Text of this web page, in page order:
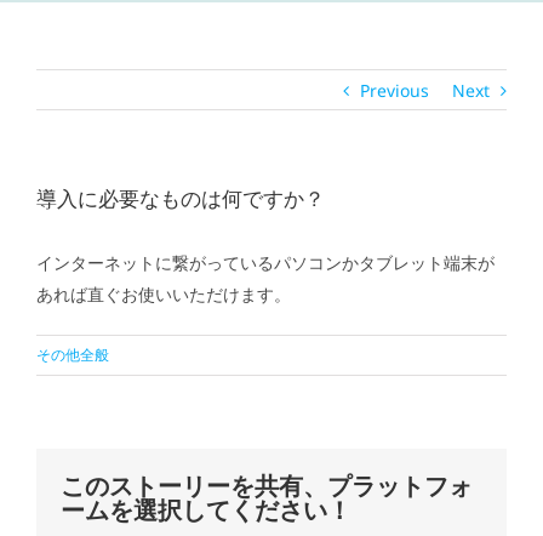
Previous Next
導入に必要なものは何ですか？
インターネットに繋がっているパソコンかタブレット端末が
あれば直ぐお使いいただけます。
その他全般
このストーリーを共有、プラットフォ
ームを選択してください！